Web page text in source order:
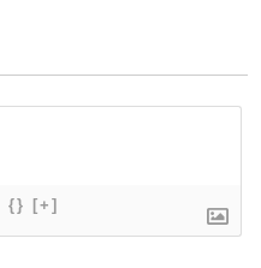
{} [+]